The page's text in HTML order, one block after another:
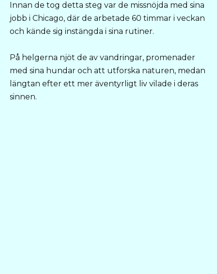
Innan de tog detta steg var de missnöjda med sina
jobb i Chicago, där de arbetade 60 timmar i veckan
och kände sig instängda i sina rutiner.
På helgerna njöt de av vandringar, promenader
med sina hundar och att utforska naturen, medan
längtan efter ett mer äventyrligt liv vilade i deras
sinnen.